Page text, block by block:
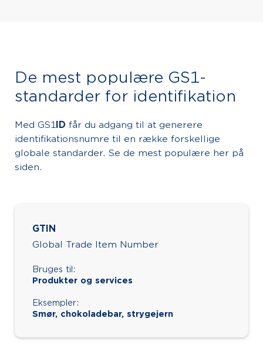
De mest populære GS1-
standarder for identifikation
Med GS1ID får du adgang til at generere
identifikationsnumre til en række forskellige
globale standarder. Se de mest populære her på
siden.
GTIN
Global Trade Item Number
Bruges til:
Produkter og services
Eksempler:
Smør, chokoladebar, strygejern